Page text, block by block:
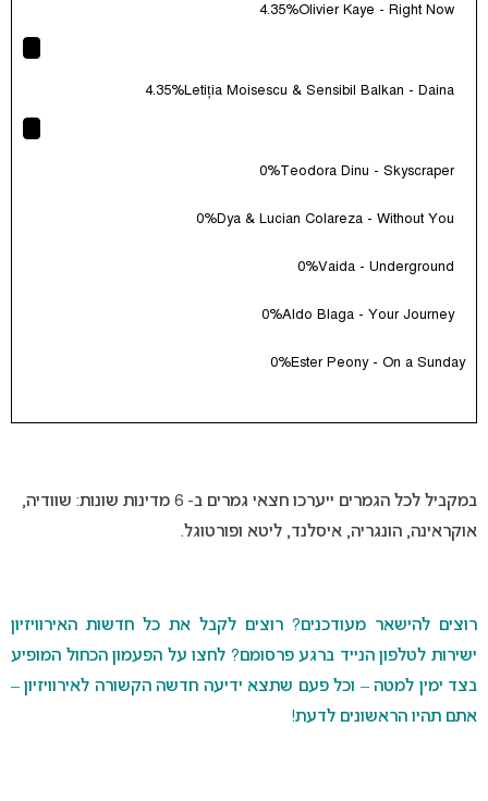
Olivier Kaye - Right Now
4.35%
Letiția Moisescu & Sensibil Balkan - Daina
4.35%
Teodora Dinu - Skyscraper
0%
Dya & Lucian Colareza - Without You
0%
Vaida - Underground
0%
Aldo Blaga - Your Journey
0%
Ester Peony - On a Sunday
0%
במקביל לכל הגמרים ייערכו חצאי גמרים ב- 6 מדינות שונות: שוודיה,
אוקראינה, הונגריה, איסלנד, ליטא ופורטוגל.
רוצים להישאר מעודכנים? רוצים לקבל את כל חדשות האירוויזיון
ישירות לטלפון הנייד ברגע פרסומם? לחצו על הפעמון הכחול המופיע
בצד ימין למטה – וכל פעם שתצא ידיעה חדשה הקשורה לאירוויזיון –
אתם תהיו הראשונים לדעת!